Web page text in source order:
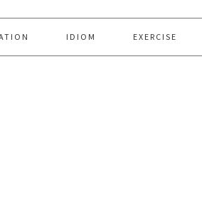
IDIOM EXERCISE